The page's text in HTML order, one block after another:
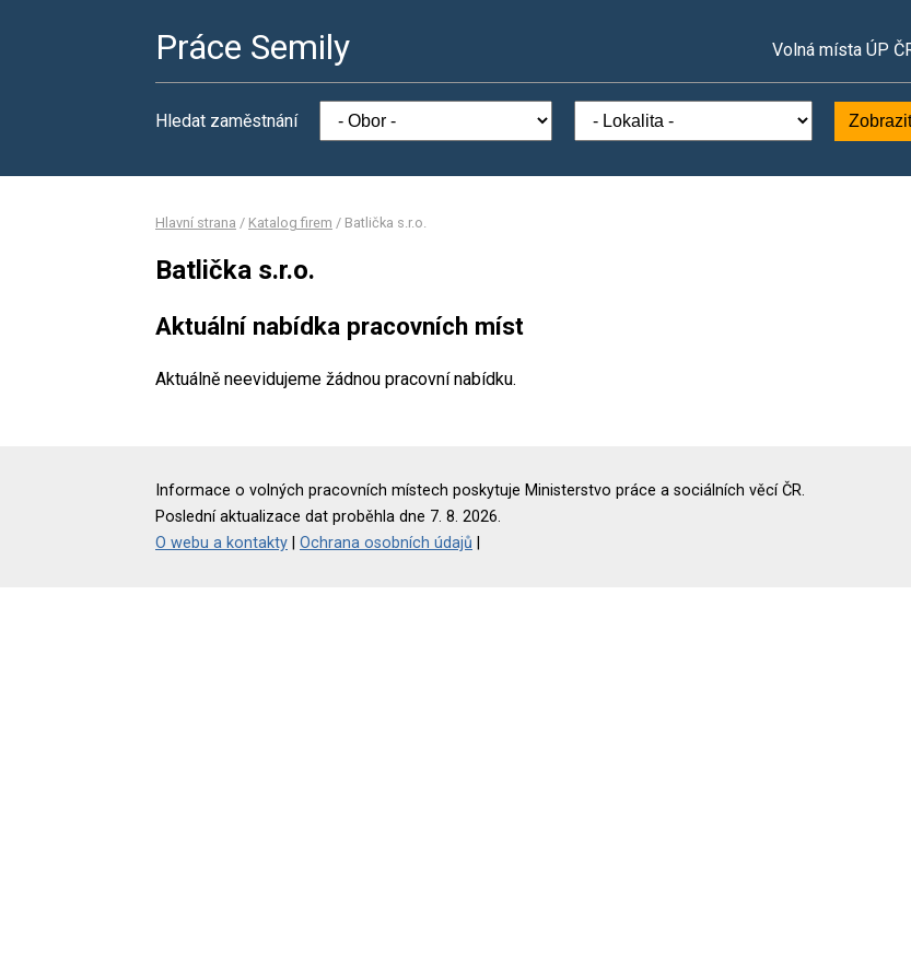
Práce Semily Volná místa ÚP
Hledat zaměstnání
Hlavní strana / Katalog firem / Batlička s.r.o.
Batlička s.r.o.
Aktuální nabídka pracovních míst
Aktuálně neevidujeme žádnou pracovní nabídku.
Informace o volných pracovních místech poskytuje Ministerstvo práce a sociálních věcí ČR.
Poslední aktualizace dat proběhla dne 7. 8. 2026.
O webu a kontakty
Ochrana osobních údajů